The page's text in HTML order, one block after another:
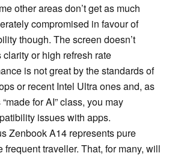
other areas don’t get as much
compromised in favour of
though. The screen doesn’t
or high refresh rate
is not great by the standards of
or recent Intel Ultra ones and, as
for AI” class, you may
issues with apps.
Zenbook A14 represents pure
traveller. That, for many, will